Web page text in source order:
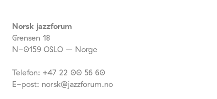
Norsk jazzforum
Grensen 18
N-0159 OSLO – Norge
Telefon: +47 22 00 56 60
E-post: norsk@jazzforum.no